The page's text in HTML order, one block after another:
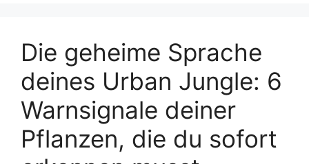
Die geheime Sprache
deines Urban Jungle: 6
Warnsignale deiner
Pflanzen, die du sofort